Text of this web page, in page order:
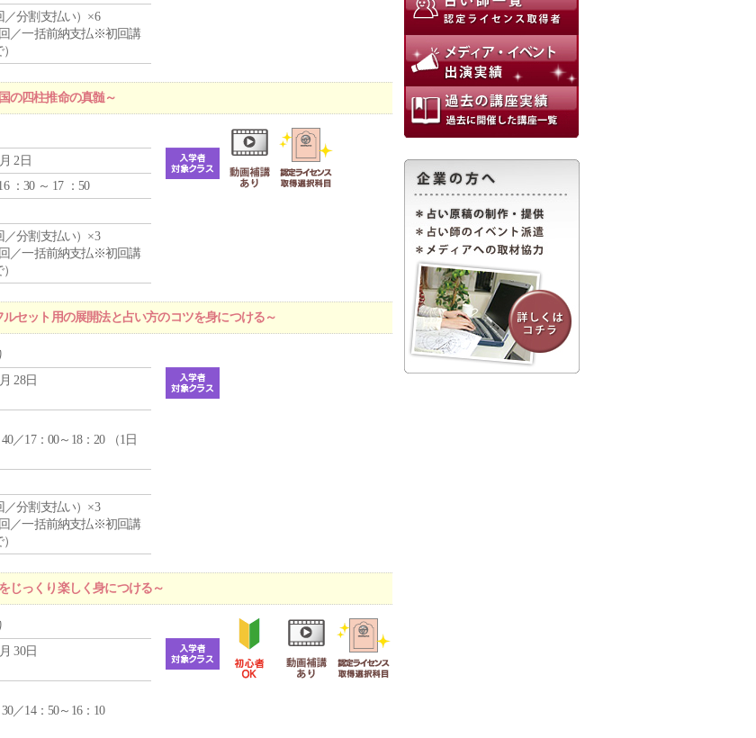
／分割支払い）×6
回／一括前納支払※初回講
の四柱推命の真髄～
2日
：30 ～ 17 ：50
／分割支払い）×3
回／一括前納支払※初回講
セット用の展開法と占い方のコツを身につける～
28日
／17：00～18：20 （1日
／分割支払い）×3
回／一括前納支払※初回講
じっくり楽しく身につける～
30日
／14：50～16：10